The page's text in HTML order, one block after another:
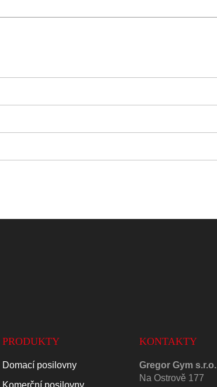
PRODUKTY
Domací posilovny
KONTAKTY
Gregor Gym s.r.o.
Na Ostrově 177